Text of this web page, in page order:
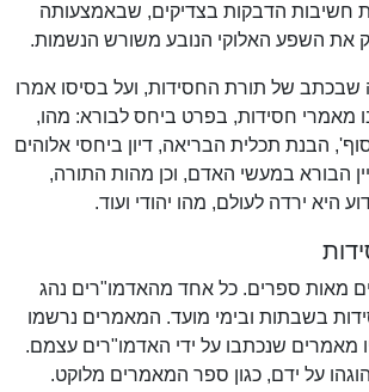
חשיבות הדבקות בצדיקים, שבאמצעותה
את השפע האלוקי הנובע משורש הנשמות.
שבכתב של תורת החסידות, ועל בסיסו אמרו
מאמרי חסידות, בפרט ביחס לבורא: מהו,
הבנת תכלית הבריאה, דיון ביחסי אלוהים
הבורא במעשי האדם, וכן מהות התורה,
היא ירדה לעולם, מהו יהודי ועוד.
מאות ספרים. כל אחד מהאדמו"רים נהג
בשבתות ובימי מועד. המאמרים נרשמו
מאמרים שנכתבו על ידי האדמו"רים עצמם.
על ידם, כגון ספר המאמרים מלוקט.